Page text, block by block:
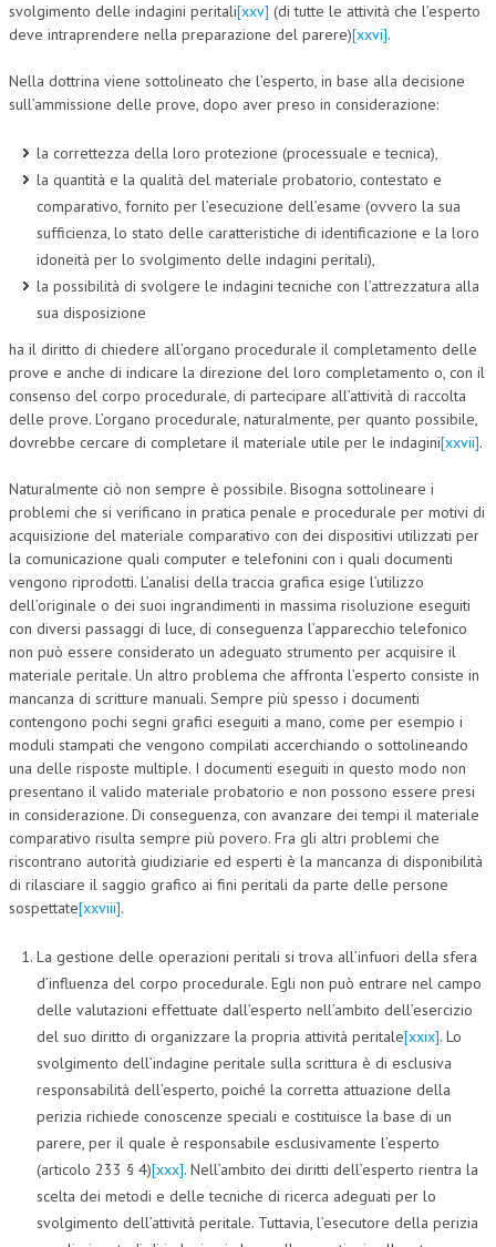
svolgimento delle indagini peritali[xxv] (di tutte le attività che l’esperto
deve intraprendere nella preparazione del parere)[xxvi].
Nella dottrina viene sottolineato che l’esperto, in base alla decisione
sull’ammissione delle prove, dopo aver preso in considerazione:
la correttezza della loro protezione (processuale e tecnica),
la quantità e la qualità del materiale probatorio, contestato e
comparativo, fornito per l’esecuzione dell’esame (ovvero la sua
sufficienza, lo stato delle caratteristiche di identificazione e la loro
idoneità per lo svolgimento delle indagini peritali),
la possibilità di svolgere le indagini tecniche con l’attrezzatura alla
sua disposizione
ha il diritto di chiedere all’organo procedurale il completamento delle
prove e anche di indicare la direzione del loro completamento o, con il
consenso del corpo procedurale, di partecipare all’attività di raccolta
delle prove. L’organo procedurale, naturalmente, per quanto possibile,
dovrebbe cercare di completare il materiale utile per le indagini[xxvii].
Naturalmente ciò non sempre è possibile. Bisogna sottolineare i
problemi che si verificano in pratica penale e procedurale per motivi di
acquisizione del materiale comparativo con dei dispositivi utilizzati per
la comunicazione quali computer e telefonini con i quali documenti
vengono riprodotti. L’analisi della traccia grafica esige l’utilizzo
dell’originale o dei suoi ingrandimenti in massima risoluzione eseguiti
con diversi passaggi di luce, di conseguenza l’apparecchio telefonico
non può essere considerato un adeguato strumento per acquisire il
materiale peritale. Un altro problema che affronta l’esperto consiste in
mancanza di scritture manuali. Sempre più spesso i documenti
contengono pochi segni grafici eseguiti a mano, come per esempio i
moduli stampati che vengono compilati accerchiando o sottolineando
una delle risposte multiple. I documenti eseguiti in questo modo non
presentano il valido materiale probatorio e non possono essere presi
in considerazione. Di conseguenza, con avanzare dei tempi il materiale
comparativo risulta sempre più povero. Fra gli altri problemi che
riscontrano autorità giudiziarie ed esperti è la mancanza di disponibilità
di rilasciare il saggio grafico ai fini peritali da parte delle persone
sospettate[xxviii].
La gestione delle operazioni peritali si trova all’infuori della sfera
d’influenza del corpo procedurale. Egli non può entrare nel campo
delle valutazioni effettuate dall’esperto nell’ambito dell’esercizio
del suo diritto di organizzare la propria attività peritale[xxix]. Lo
svolgimento dell’indagine peritale sulla scrittura è di esclusiva
responsabilità dell’esperto, poiché la corretta attuazione della
perizia richiede conoscenze speciali e costituisce la base di un
parere, per il quale è responsabile esclusivamente l’esperto
(articolo 233 § 4)[xxx]. Nell’ambito dei diritti dell’esperto rientra la
scelta dei metodi e delle tecniche di ricerca adeguati per lo
svolgimento dell’attività peritale. Tuttavia, l’esecutore della perizia